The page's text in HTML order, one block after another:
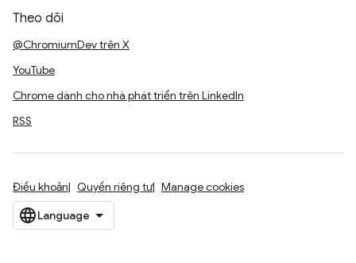
Theo dõi
@ChromiumDev trên X
YouTube
Chrome dành cho nhà phát triển trên LinkedIn
RSS
Điều khoản Quyền riêng tư Manage cookies